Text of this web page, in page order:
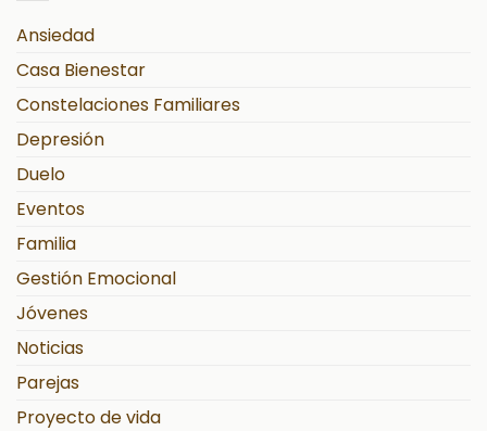
Ansiedad
Casa Bienestar
Constelaciones Familiares
Depresión
Duelo
Eventos
Familia
Gestión Emocional
Jóvenes
Noticias
Parejas
Proyecto de vida